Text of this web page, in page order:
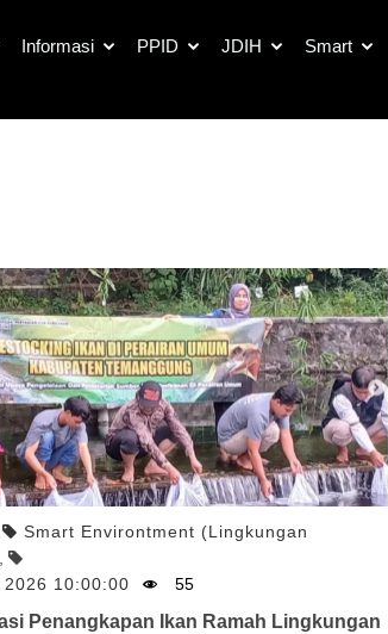
Informasi PPID JDIH Smart
Smart Environtment (Lingkungan
,
2026 10:00:00
55
Penangkapan Ikan Ramah Lingkungan